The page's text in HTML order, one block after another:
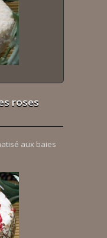
roses
aux baies